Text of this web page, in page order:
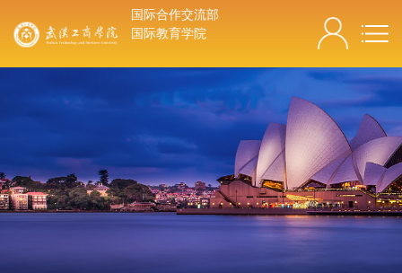
国际合作交流部
国际教育学院